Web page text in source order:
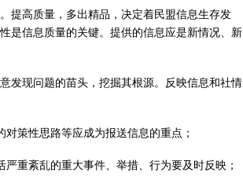
提高质量，多出精品，决定着民盟信息生存发
是信息质量的关键。提供的信息应是新情况、新
发现问题的苗头，挖掘其根源。反映信息和社情
策性思路等应成为报送信息的重点；
重紊乱的重大事件、举措、行为要及时反映；